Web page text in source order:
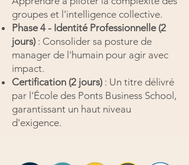
groupes et l'intelligence collective.
Phase 4 - Identité Professionnelle (2
jours) : Consolider sa posture de
manager de l'humain pour agir avec
impact.
Certification (2 jours) : Un titre délivré
par l'École des Ponts Business School,
garantissant un haut niveau
d'exigence.